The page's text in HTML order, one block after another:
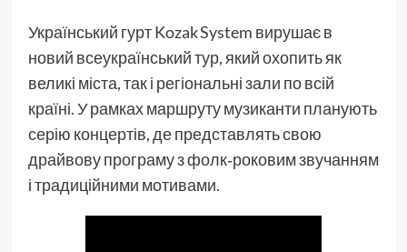
Український гурт Kozak System вирушає в
новий всеукраїнський тур, який охопить як
великі міста, так і регіональні зали по всій
країні. У рамках маршруту музиканти планують
серію концертів, де представлять свою
драйвову програму з фолк‑роковим звучанням
і традиційними мотивами.